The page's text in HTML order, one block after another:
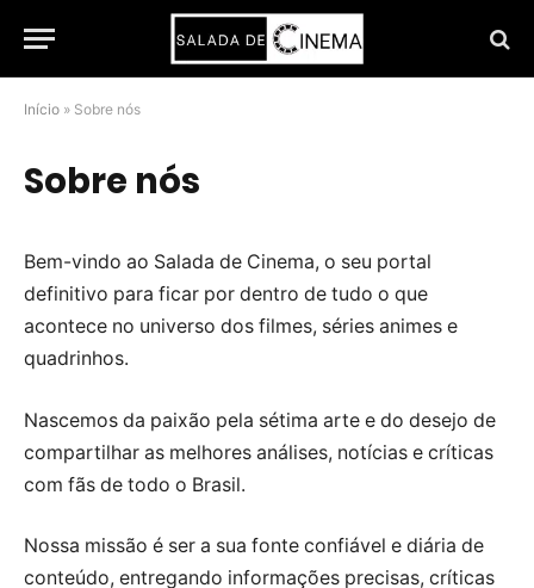
Início » Sobre nós
Sobre nós
Bem-vindo ao Salada de Cinema, o seu portal
definitivo para ficar por dentro de tudo o que
acontece no universo dos filmes, séries animes e
quadrinhos.
Nascemos da paixão pela sétima arte e do desejo de
compartilhar as melhores análises, notícias e críticas
com fãs de todo o Brasil.
Nossa missão é ser a sua fonte confiável e diária de
conteúdo, entregando informações precisas, críticas